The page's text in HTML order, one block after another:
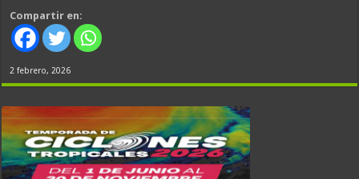
Compartir en:
2 febrero, 2026